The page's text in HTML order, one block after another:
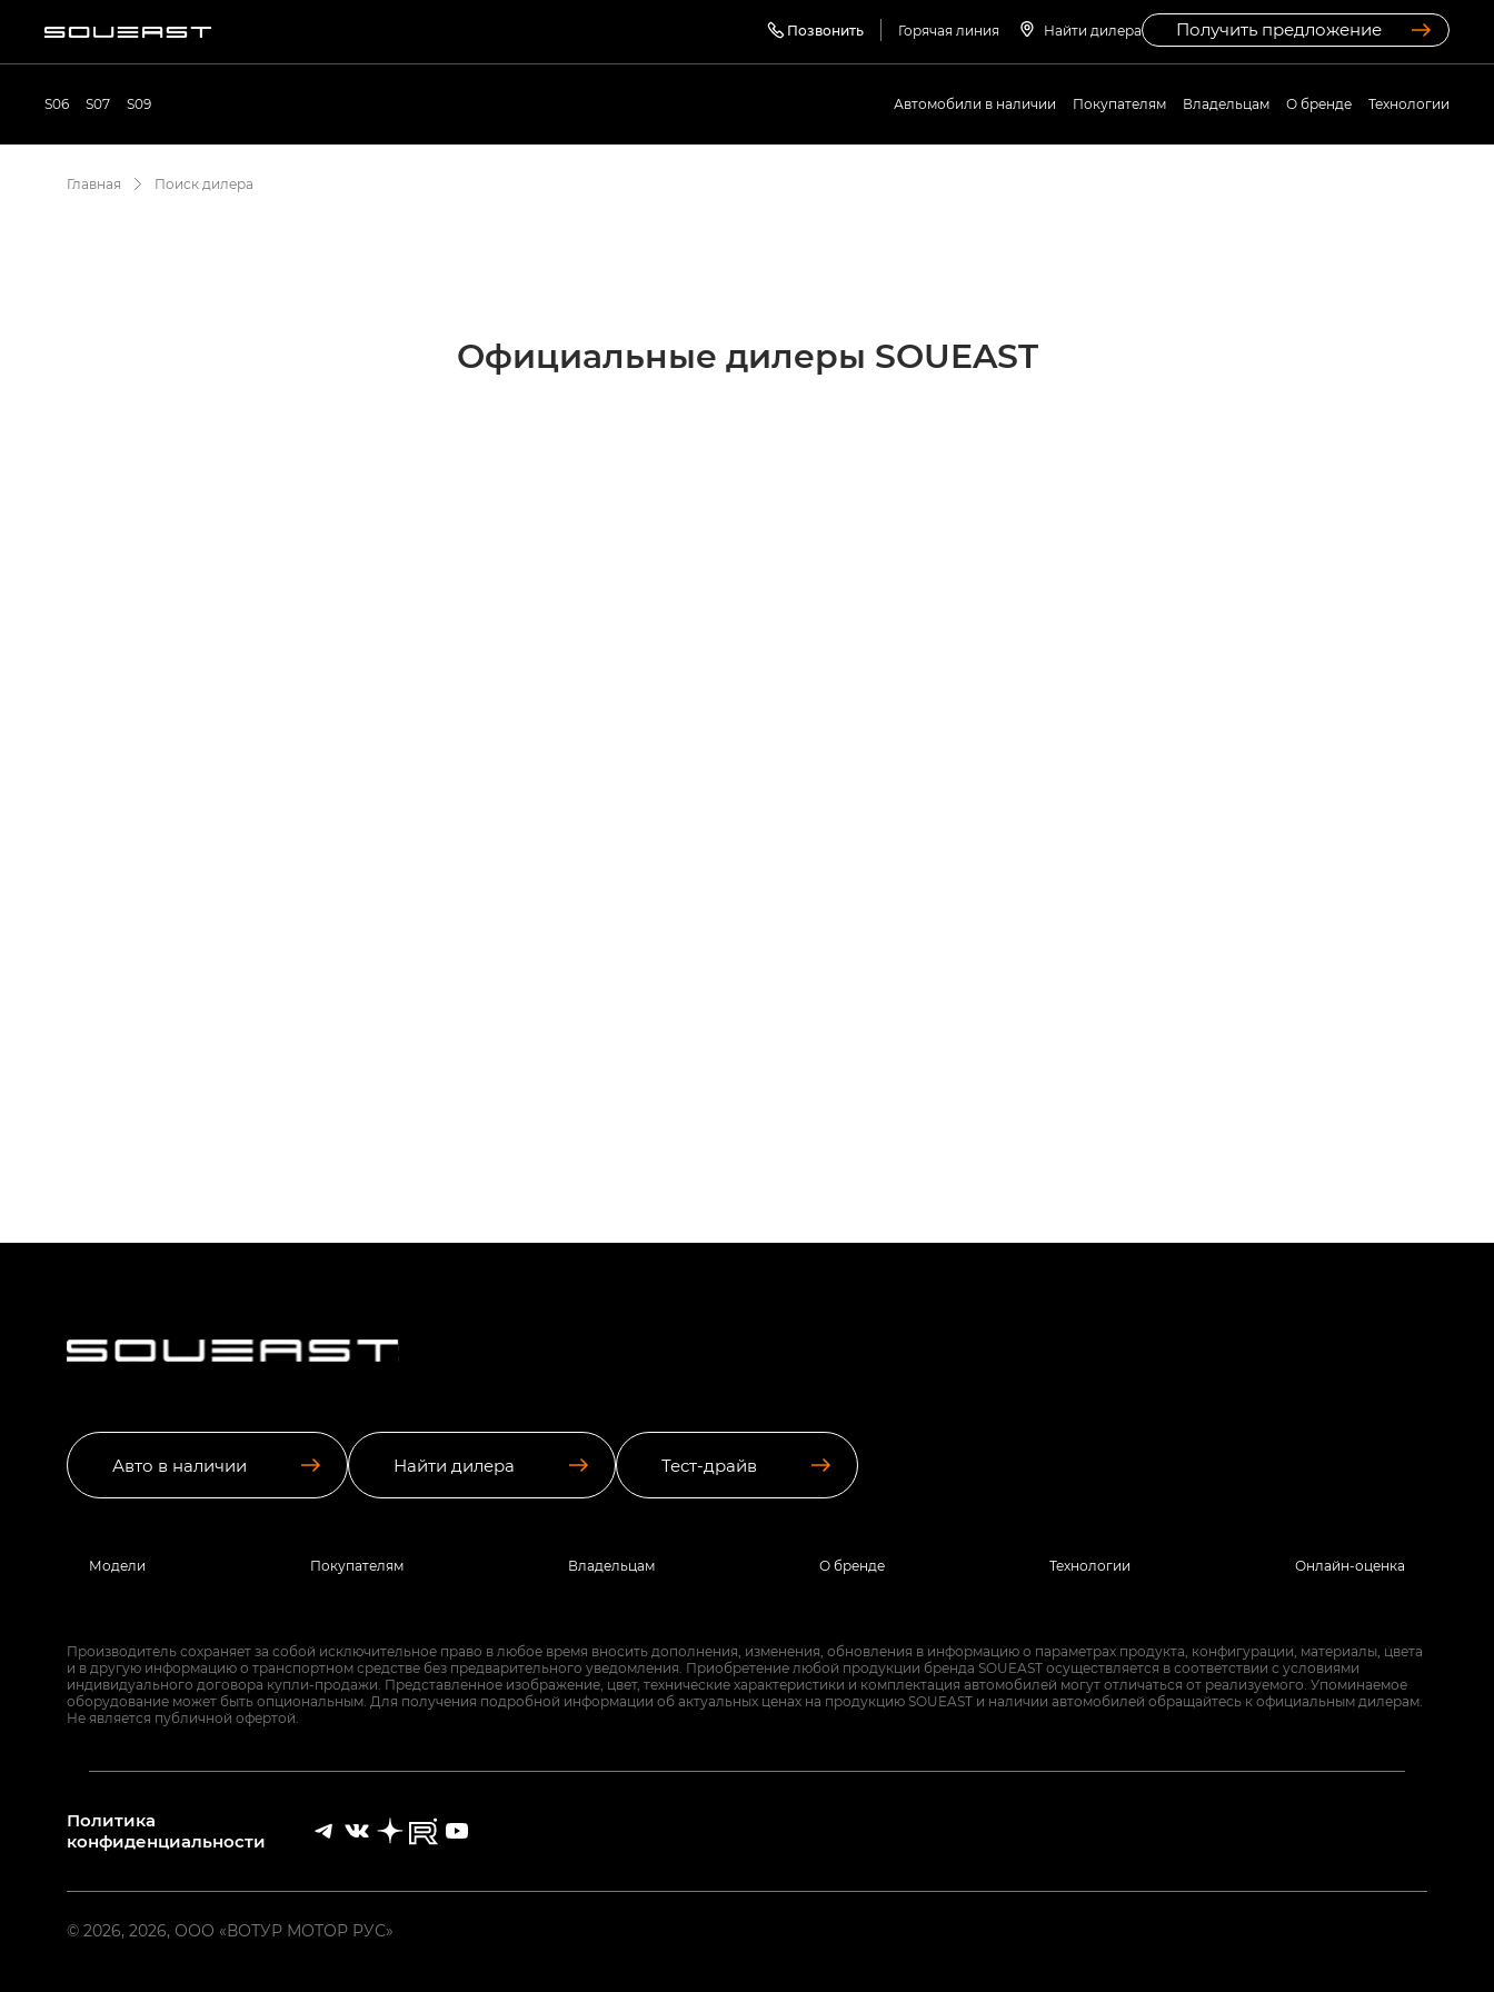
Позвонить Горячая линия Найти дилера Получить предложение
S06 S07 S09 Автомобили в наличии Покупателям Владельцам О бренде Технологии
Главная Поиск дилера
Официальные дилеры SOUEAST
Авто в наличии Найти дилера Тест-драйв
Модели Покупателям Владельцам О бренде Технологии Онлайн-оценка
Производитель сохраняет за собой исключительное право в любое время вносить дополнения, изменения, обновления в информацию о параметрах продукта, конфигурации, материалы, цвета
и в другую информацию о транспортном средстве без предварительного уведомления. Приобретение любой продукции бренда SOUEAST осуществляется в соответствии с условиями
индивидуального договора купли-продажи. Представленное изображение, цвет, технические характеристики и комплектация автомобилей могут отличаться от реализуемого. Упоминаемое
оборудование может быть опциональным. Для получения подробной информации об актуальных ценах на продукцию SOUEAST и наличии автомобилей обращайтесь к официальным дилерам.
Не является публичной офертой.
© 2026, 2026, ООО «ВОТУР МОТОР РУС»
Политика
конфиденциальности